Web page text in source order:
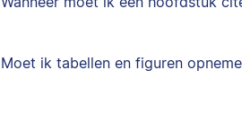
Moet ik tabellen en figuren